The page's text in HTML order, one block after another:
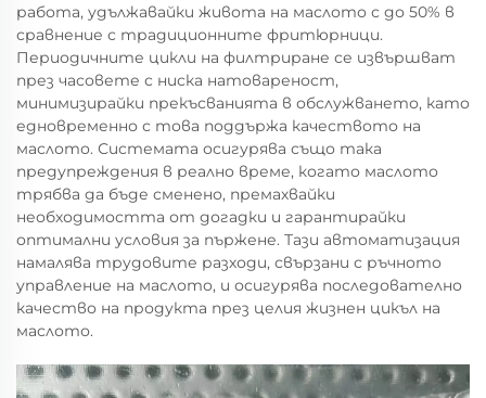
работа, удължавайки живота на маслото с до 50% в
сравнение с традиционните фритюрници.
Периодичните цикли на филтриране се извършват
през часовете с ниска натовареност,
минимизирайки прекъсванията в обслужването, като
едновременно с това поддържа качеството на
маслото. Системата осигурява също така
предупреждения в реално време, когато маслото
трябва да бъде сменено, премахвайки
необходимостта от догадки и гарантирайки
оптимални условия за пържене. Тази автоматизация
намалява трудовите разходи, свързани с ръчното
управление на маслото, и осигурява последователно
качество на продукта през целия жизнен цикъл на
маслото.